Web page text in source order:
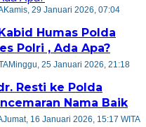
Kamis, 29 Januari 2026, 07:04
Humas Polda
Polri , Ada Apa?
Minggu, 25 Januari 2026, 21:18
Resti ke Polda
Nama Baik
Jumat, 16 Januari 2026, 15:17 WITA